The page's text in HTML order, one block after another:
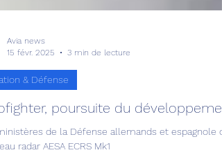
Avia news
15 févr. 2025
3 min de lecture
& Défense
poursuite du